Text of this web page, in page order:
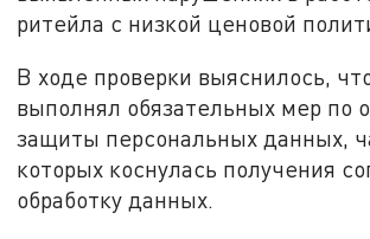
ритейла с низкой ценовой
В ходе проверки выяснилось,
выполнял обязательных мер по
защиты персональных данных,
которых коснулась получения
обработку данных.